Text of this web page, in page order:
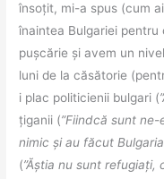
însoțit, mi-a spus (cum
înaintea Bulgariei
pușcărie și avem un
luni de la căsătorie
i plac politicienii bulgari (
țiganii (”Fiindcă sunt
nimic și au făcut
(”Ăștia nu sunt refugiați,